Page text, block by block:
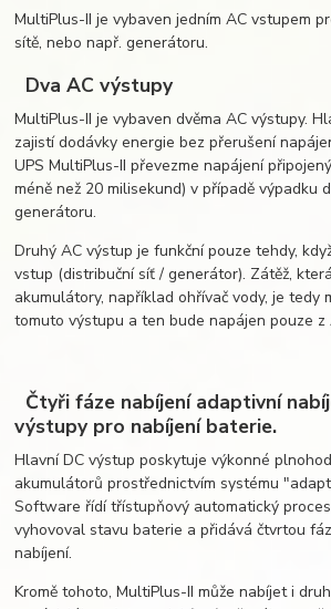
MultiPlus-II je vybaven jedním AC vstupem
sítě, nebo např. generátoru.
Dva AC výstupy
MultiPlus-II je vybaven dvěma AC výstupy.
zajistí dodávky energie bez přerušení
UPS MultiPlus-II převezme napájení
méně než 20 milisekund) v případě výpadku
generátoru.
Druhý AC výstup je funkční pouze tehdy,
vstup (distribuční síť / generátor). Zátěž,
akumulátory, například ohřívač vody, je tedy
tomuto výstupu a ten bude napájen pouze z
Čtyři fáze nabíjení adaptivní
výstupy pro nabíjení baterie.
Hlavní DC výstup poskytuje výkonné
akumulátorů prostřednictvím systému
Software řídí třístupňový automatický
vyhovoval stavu baterie a přidává čtvrtou
nabíjení.
Kromě tohoto, MultiPlus-II může nabíjet i